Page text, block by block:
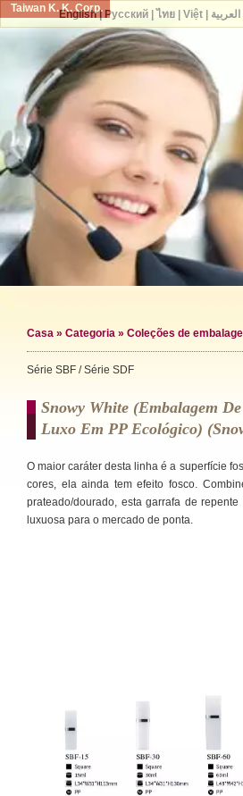
Taiwan K. K. Corp.
Casa » Categoria » Coleções de
Série SBF / Série SDF
Snowy White (embalagem
Luxo Em PP Ecológico)
O maior caráter desta linha é a superfície
cores, ela ainda tem efeito fosco.
prateado/dourado, esta garrafa de
luxuosa para o mercado de ponta.
English| Русский| ไทย| Việt| العربية